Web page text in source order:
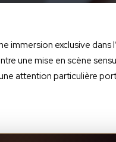
immersion exclusive dans
une mise en scène
attention particulière